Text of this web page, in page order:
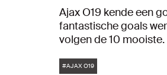
Ajax O19 kende een
fantastische goals
volgen de 10 mooiste.
Tags
#AJAX O19